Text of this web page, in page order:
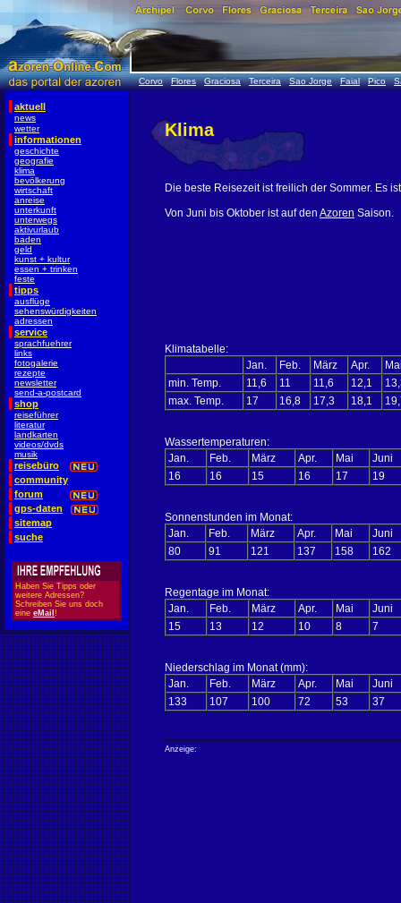
Corvo Flores Graciosa Terceira Sao Jorge Faial Pico
aktuell
news
wetter
informationen
geschichte
geografie
klima
bevölkerung
wirtschaft
anreise
unterkunft
unterwegs
aktivurlaub
baden
geld
kunst + kultur
essen + trinken
feste
tipps
ausflüge
sehenswürdigkeiten
adressen
service
sprachfuehrer
links
fotogalerie
rezepte
newsletter
send-a-postcard
shop
reiseführer
literatur
landkarten
videos/dvds
musik
reisebüro
community
forum
gps-daten
sitemap
suche
Haben Sie Tipps oder
weitere Adressen?
Schreiben Sie uns doch
eine eMail !
Klima
Die beste Reisezeit ist freilich der Sommer. Es
Von Juni bis Oktober ist auf den Azoren Saison.
Klimatabelle:
Jan.
Feb. März Apr.
min. Temp.
11,6 11 11,6 12,1
max. Temp.
17 16,8 17,3 18,1
Wassertemperaturen:
Jan.
Feb. März Apr. Mai
Juni
16
16 15 16 17 19
Sonnenstunden im Monat:
Jan.
Feb. März Apr. Mai
Juni
80
91 121 137 158 162
Regentage im Monat:
Jan.
Feb. März Apr. Mai
Juni
15
13 12 10 8 7
Niederschlag im Monat (mm):
Jan.
Feb. März Apr. Mai
Juni
133
107 100 72 53 37
Anzeige: